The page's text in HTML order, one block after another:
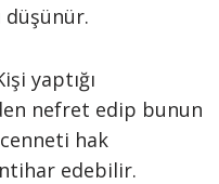
düşünür.
yaptığı
nefret edip bunun
hak
edebilir.